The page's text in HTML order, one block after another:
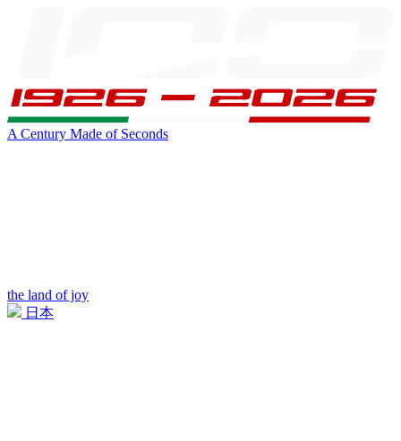
A Century Made of Seconds
the land of joy
日本